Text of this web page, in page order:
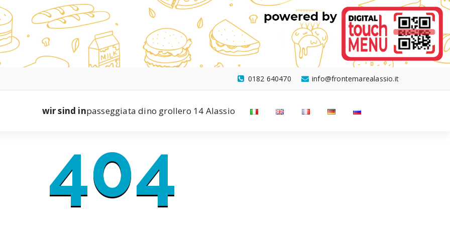
info@frontemarealassio.it
0182 640470
wir sind inpasseggiata dino grollero 14 Alassio
404